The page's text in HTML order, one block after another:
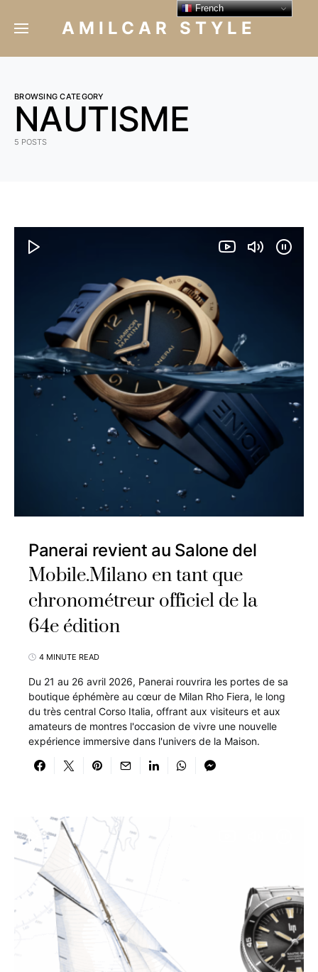
AMILCAR STYLE
BROWSING CATEGORY
NAUTISME
5 POSTS
Panerai revient au Salone del
Mobile.Milano en tant que
chronométreur officiel de la
64e édition
4 MINUTE READ
Du 21 au 26 avril 2026, Panerai rouvrira les portes de sa
boutique éphémère au cœur de Milan Rho Fiera, le long
du très central Corso Italia, offrant aux visiteurs et aux
amateurs de montres l'occasion de vivre une nouvelle
expérience immersive dans l'univers de la Maison.
French